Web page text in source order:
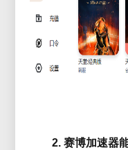
2. 赛博加速器